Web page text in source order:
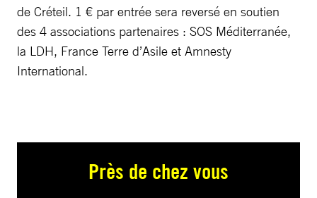
de Créteil. 1 € par entrée sera reversé en soutien
des 4 associations partenaires : SOS Méditerranée,
la LDH, France Terre d’Asile et Amnesty
International.
Près de chez vous